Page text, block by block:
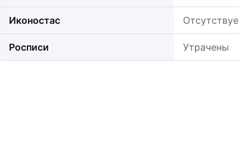
Иконостас
Росписи Утрачены